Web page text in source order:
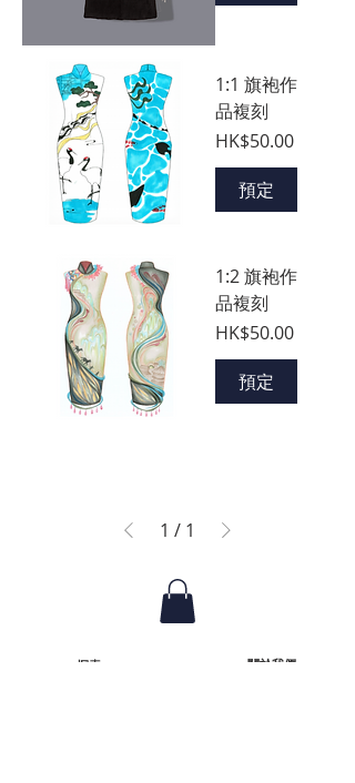
1:1 旗袍作
品複刻
價格
HK$50.00
預定
1:2 旗袍作
品複刻
價格
HK$50.00
預定
1 / 1
探索 關於我們